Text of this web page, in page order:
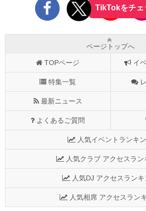
TikTokをチェ
ページトップへ
TOPページ イ
特集一覧
最新ニュース
よくあるご質問
人気イベントランキ
人気クラブ アクセスラン
人気DJ アクセスラン
人気相席 アクセスラン